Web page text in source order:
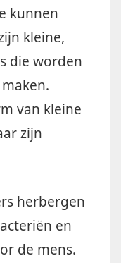
kunnen
kleine,
die worden
van kleine
zijn
herbergen
en
de mens.